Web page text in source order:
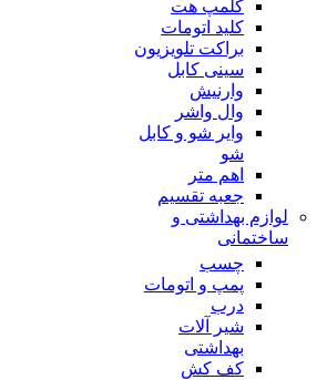
کلمپ هت
کلید اتومات
براکت تلویزیون
سینی کابل
وارنیش
وال واشر
وایر شو و کابل
شو
اهم متر
جعبه تقسیم
لوازم بهداشتی و
ساختمانی
چسب
پمپ و اتومات
درب
شیر آلات
بهداشتی
کف کش